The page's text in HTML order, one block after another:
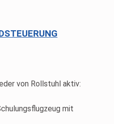
von Rollstuhl aktiv:
mit